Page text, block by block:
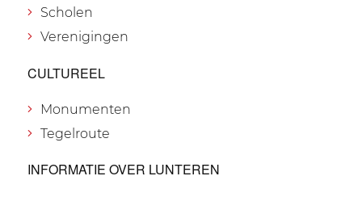
Scholen
Verenigingen
CULTUREEL
Monumenten
Tegelroute
INFORMATIE OVER LUNTEREN